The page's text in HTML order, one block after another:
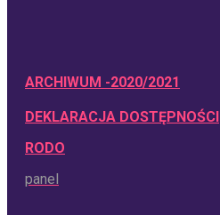
ARCHIWUM -2020/2021
DEKLARACJA DOSTĘPNOŚCI
RODO
panel